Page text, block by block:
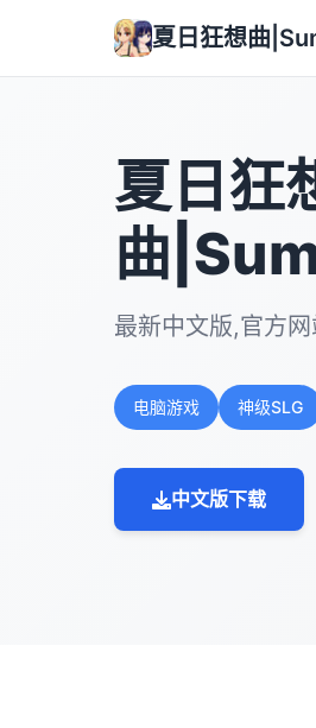
夏日狂想曲
夏日狂
曲
最新中文版,官方网
电脑游戏 神级SLG
中文版下载